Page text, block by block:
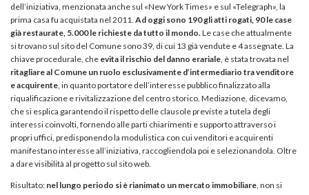
dell’iniziativa, menzionata anche sul «New York Times» e sul «Telegraph», la
prima casa fu acquistata nel 2011. Ad oggi sono 190 gli atti rogati, 90 le case
già restaurate, 5.000 le richieste da tutto il mondo.Le case che attualmente
si trovano sul sito del Comune sono 39, di cui 13 già vendute e 4 assegnate. La
chiave procedurale, che evita il rischio del danno erariale, è stata trovata nel
ritagliare al Comune un ruolo esclusivamente d’intermediario tra venditore
e acquirente, in quanto portatore dell’interesse pubblico finalizzato alla
riqualificazione e rivitalizzazione del centro storico. Mediazione, dicevamo,
che si esplica garantendo il rispetto delle clausole previste a tutela degli
interessi coinvolti, fornendo alle parti chiarimenti e supporto attraverso i
propri uffici, predisponendo la modulistica con cui venditori e acquirenti
manifestano interesse all’iniziativa, raccogliendola poi e selezionandola. Oltre
a dare visibilità al progetto sul sito web.
Risultato: nel lungo periodo si è rianimato un mercato immobiliare, non si